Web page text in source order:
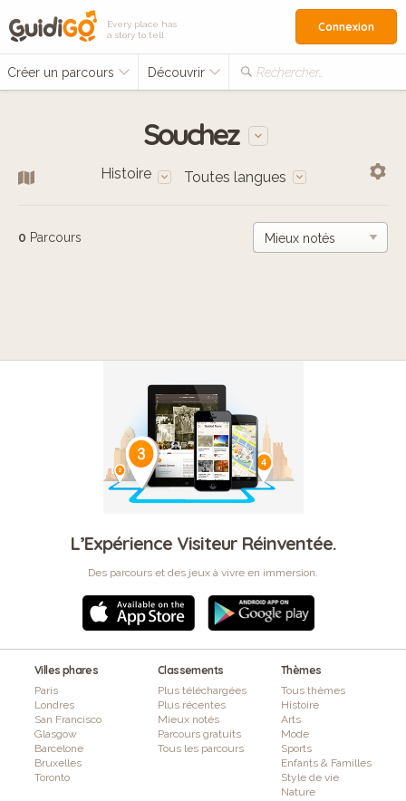
Every place has
a story to tell
Créer un parcours Découvrir Rechercher…
Connexion
Souchez
Histoire Toutes langues
0 Parcours
L’Expérience Visiteur Réinventée.
Des parcours et des jeux à vivre en immersion.
Villes phares
Paris
Londres
San Francisco
Glasgow
Barcelone
Bruxelles
Toronto
Classements
Plus téléchargées
Plus récentes
Mieux notés
Parcours gratuits
Tous les parcours
Thèmes
Tous thèmes
Histoire
Arts
Mode
Sports
Enfants & Familles
Style de vie
Nature